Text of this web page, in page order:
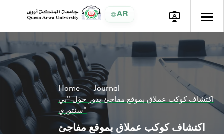
AR
Home
Journal
اكتشاف كوكب عملاق بموقع مفاجئ يدور حول "بي
سنتوري"
اكتشاف كوكب عملاق بموقع مفاجئ